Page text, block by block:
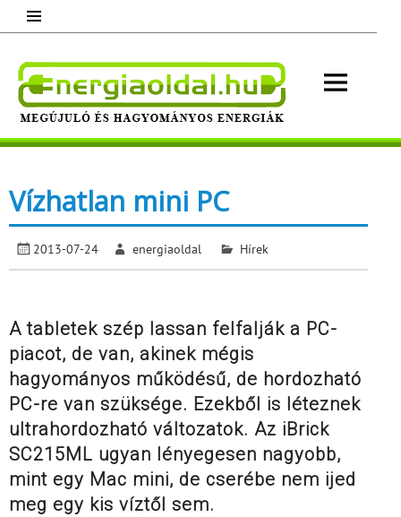
content
Megújuló és hagyományos energiák.
Vízhatlan mini PC
2013-07-24 energiaoldal Hírek
A tabletek szép lassan felfalják a PC-
piacot, de van, akinek mégis
hagyományos működésű, de hordozható
PC-re van szüksége. Ezekből is léteznek
ultrahordozható változatok. Az iBrick
SC215ML ugyan lényegesen nagyobb,
mint egy Mac mini, de cserébe nem ijed
meg egy kis víztől sem.